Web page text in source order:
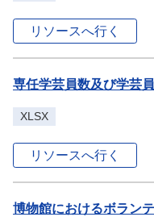
リソースへ行く
専任学芸員数及び学芸
XLSX
リソースへ行く
博物館におけるボラン